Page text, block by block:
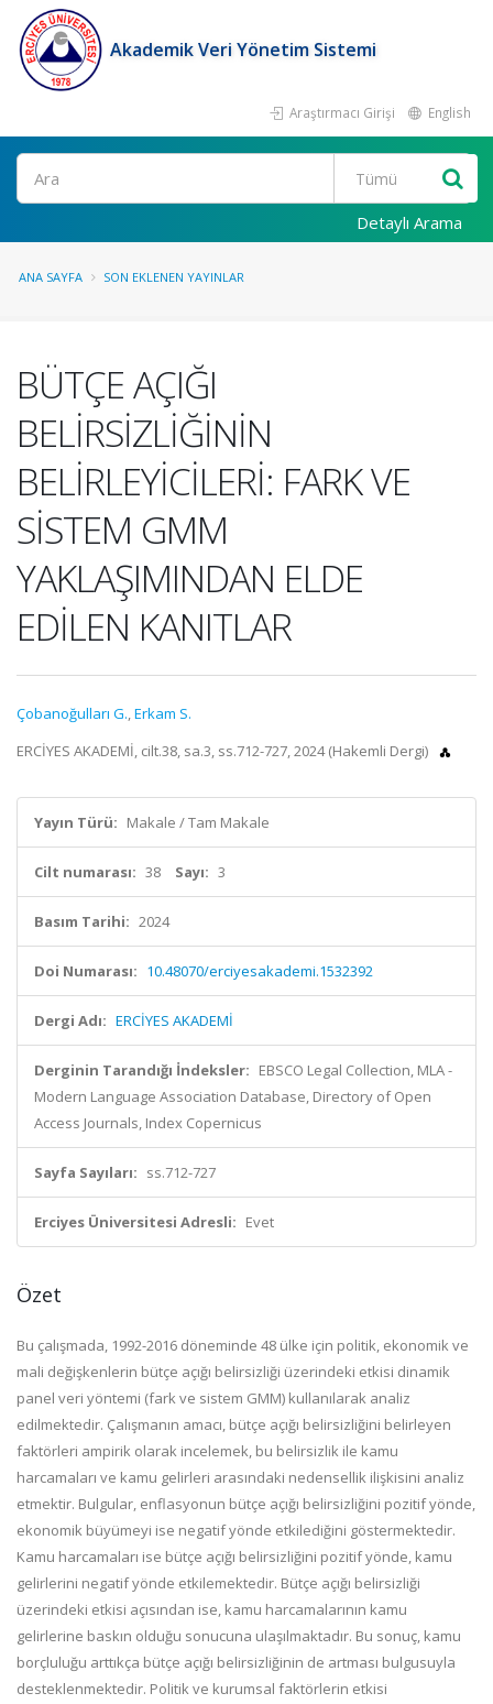
Akademik Veri Yönetim Sistemi
Araştırmacı Girişi English
Ara
Detaylı Arama
ANA SAYFA SON EKLENEN YAYINLAR
BÜTÇE AÇIĞI
BELİRSİZLİĞİNİN
BELİRLEYİCİLERİ: FARK VE
SİSTEM GMM
YAKLAŞIMINDAN ELDE
EDİLEN KANITLAR
Çobanoğulları G.,Erkam S.
ERCİYES AKADEMİ, cilt.38, sa.3, ss.712-727, 2024 (Hakemli Dergi)
Yayın Türü: Makale / Tam Makale
Cilt numarası: 38 Sayı: 3
Basım Tarihi: 2024
Doi Numarası: 10.48070/erciyesakademi.1532392
Dergi Adı: ERCİYES AKADEMİ
Derginin Tarandığı İndeksler: EBSCO Legal Collection, MLA -
Modern Language Association Database, Directory of Open
Access Journals, Index Copernicus
Sayfa Sayıları: ss.712-727
Erciyes Üniversitesi Adresli: Evet
Özet
Bu çalışmada, 1992-2016 döneminde 48 ülke için politik, ekonomik ve
mali değişkenlerin bütçe açığı belirsizliği üzerindeki etkisi dinamik
panel veri yöntemi (fark ve sistem GMM) kullanılarak analiz
edilmektedir. Çalışmanın amacı, bütçe açığı belirsizliğini belirleyen
faktörleri ampirik olarak incelemek, bu belirsizlik ile kamu
harcamaları ve kamu gelirleri arasındaki nedensellik ilişkisini analiz
etmektir. Bulgular, enflasyonun bütçe açığı belirsizliğini pozitif yönde,
ekonomik büyümeyi ise negatif yönde etkilediğini göstermektedir.
Kamu harcamaları ise bütçe açığı belirsizliğini pozitif yönde, kamu
gelirlerini negatif yönde etkilemektedir. Bütçe açığı belirsizliği
üzerindeki etkisi açısından ise, kamu harcamalarının kamu
gelirlerine baskın olduğu sonucuna ulaşılmaktadır. Bu sonuç, kamu
borçluluğu arttıkça bütçe açığı belirsizliğinin de artması bulgusuyla
desteklenmektedir. Politik ve kurumsal faktörlerin etkisi